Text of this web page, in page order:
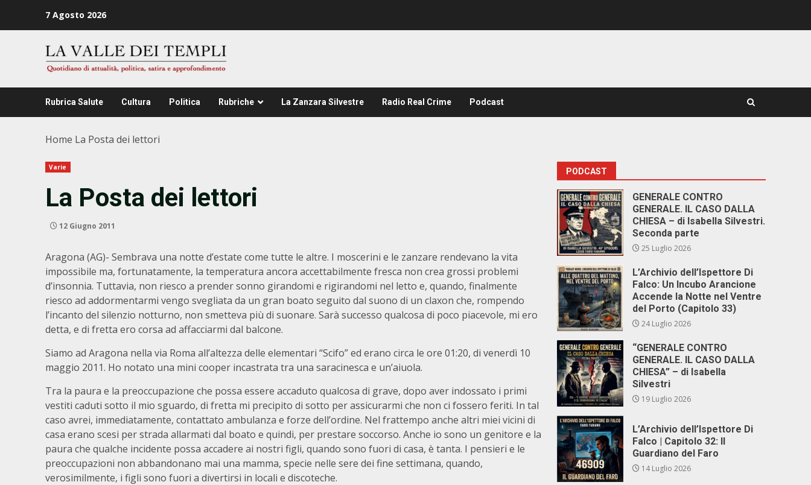
7 Agosto 2026
Rubrica Salute Cultura Politica Rubriche La Zanzara Silvestre Radio Real Crime Podcast
Home La Posta dei lettori
Varie
La Posta dei lettori
12 Giugno 2011
Aragona (AG)- Sembrava una notte d’estate come tutte le altre. I moscerini e le zanzare rendevano la vita
impossibile ma, fortunatamente, la temperatura ancora accettabilmente fresca non crea grossi problemi
d’insonnia. Tuttavia, non riesco a prender sonno girandomi e rigirandomi nel letto e, quando, finalmente
riesco ad addormentarmi vengo svegliata da un gran boato seguito dal suono di un claxon che, rompendo
l’incanto del silenzio notturno, non smetteva più di suonare. Sarà successo qualcosa di poco piacevole, mi ero
detta, e di fretta ero corsa ad affacciarmi dal balcone.
Siamo ad Aragona nella via Roma all’altezza delle elementari “Scifo” ed erano circa le ore 01:20, di venerdì 10
maggio 2011. Ho notato una mini cooper incastrata tra una saracinesca e un’aiuola.
Tra la paura e la preoccupazione che possa essere accaduto qualcosa di grave, dopo aver indossato i primi
vestiti caduti sotto il mio sguardo, di fretta mi precipito di sotto per assicurarmi che non ci fossero feriti. In tal
caso avrei, immediatamente, contattato ambulanza e forze dell’ordine. Nel frattempo anche altri miei vicini di
casa erano scesi per strada allarmati dal boato e quindi, per prestare soccorso. Anche io sono un genitore e la
paura che qualche incidente possa accadere ai nostri figli, quando sono fuori di casa, è tanta. I pensieri e le
preoccupazioni non abbandonano mai una mamma, specie nelle sere dei fine settimana, quando,
verosimilmente, i figli sono fuori a divertirsi in locali e discoteche.
PODCAST
GENERALE CONTRO
GENERALE. IL CASO DALLA
CHIESA – di Isabella Silvestri.
Seconda parte
25 Luglio 2026
L’Archivio dell’Ispettore Di
Falco: Un Incubo Arancione
Accende la Notte nel Ventre
del Porto (Capitolo 33)
24 Luglio 2026
“GENERALE CONTRO
GENERALE. IL CASO DALLA
CHIESA” – di Isabella
Silvestri
19 Luglio 2026
L’Archivio dell’Ispettore Di
Falco | Capitolo 32: Il
Guardiano del Faro
14 Luglio 2026